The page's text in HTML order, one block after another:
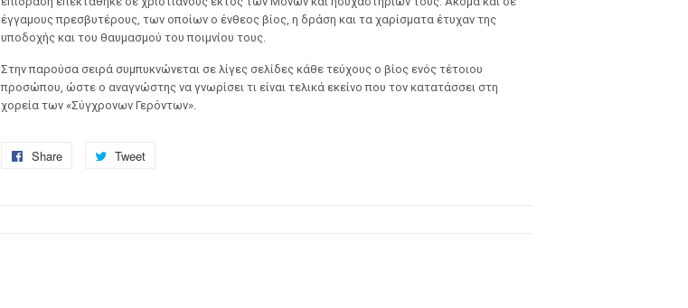
έγγαμους πρεσβυτέρους, των οποίων ο ένθεος βίος, η δράση και τα χαρίσματα έτυχαν της
υποδοχής και του θαυμασμού του ποιμνίου τους.
Στην παρούσα σειρά συμπυκνώνεται σε λίγες σελίδες κάθε τεύχους ο βίος ενός τέτοιου
προσώπου, ώστε ο αναγνώστης να γνωρίσει τι είναι τελικά εκείνο που τον κατατάσσει στη
χορεία των «Σύγχρονων Γερόντων».
Share
Share
Tweet